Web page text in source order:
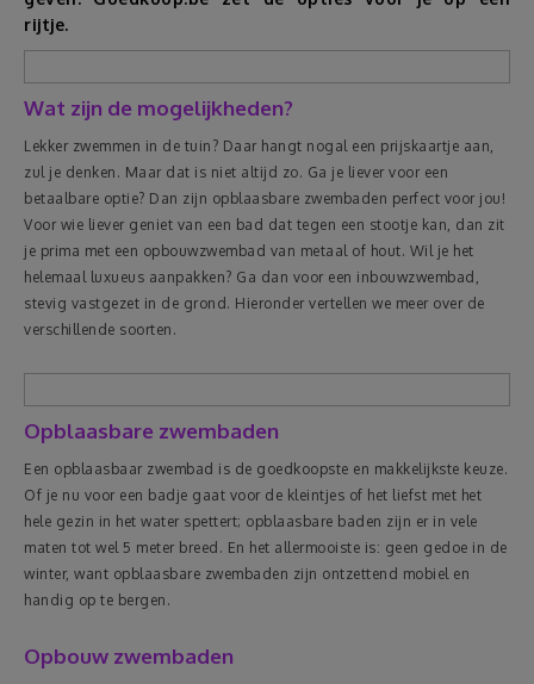
Elektronica
Eten & Drinken
Mode & Verzorging
rijtje.
Wat zijn de mogelijkheden?
Lekker zwemmen in de tuin? Daar hangt nogal een prijskaartje aan,
zul je denken. Maar dat is niet altijd zo. Ga je liever voor een
betaalbare optie? Dan zijn opblaasbare zwembaden perfect voor jou!
Voor wie liever geniet van een bad dat tegen een stootje kan, dan zit
je prima met een opbouwzwembad van metaal of hout. Wil je het
helemaal luxueus aanpakken? Ga dan voor een inbouwzwembad,
stevig vastgezet in de grond. Hieronder vertellen we meer over de
verschillende soorten.
Opblaasbare zwembaden
Een opblaasbaar zwembad is de goedkoopste en makkelijkste keuze.
Of je nu voor een badje gaat voor de kleintjes of het liefst met het
hele gezin in het water spettert; opblaasbare baden zijn er in vele
maten tot wel 5 meter breed. En het allermooiste is: geen gedoe in de
winter, want opblaasbare zwembaden zijn ontzettend mobiel en
handig op te bergen.
Opbouw zwembaden